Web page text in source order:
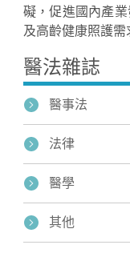
礙，促進國內產
及高齡健康照護需
醫法雜誌
醫事法
法律
醫學
其他